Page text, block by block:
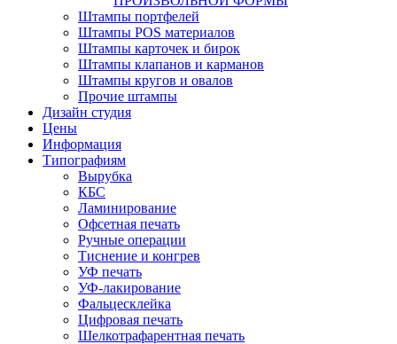
Штампы портфелей
Штампы POS материалов
Штампы карточек и бирок
Штампы клапанов и карманов
Штампы кругов и овалов
Прочие штампы
Дизайн студия
Цены
Информация
Типографиям
Вырубка
КБС
Ламинирование
Офсетная печать
Ручные операции
Тиснение и конгрев
УФ печать
УФ-лакирование
Фальцесклейка
Цифровая печать
Шелкотрафарентная печать